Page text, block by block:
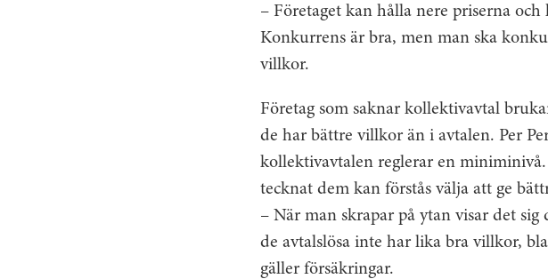
– Företaget kan hålla nere priserna
Konkurrens är bra, men man ska
villkor.
Företag som saknar kollektivavtal
de har bättre villkor än i avtalen. Per
kollektivavtalen reglerar en
tecknat dem kan förstås välja att ge
– När man skrapar på ytan visar det sig
de avtalslösa inte har lika bra villkor,
gäller försäkringar.